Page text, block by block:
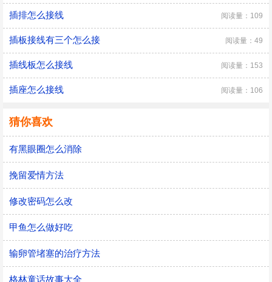
插排怎么接线 阅读量：109
插板接线有三个怎么接 阅读量：49
插线板怎么接线 阅读量：153
插座怎么接线 阅读量：106
猜你喜欢
有黑眼圈怎么消除
挽留爱情方法
修改密码怎么改
甲鱼怎么做好吃
输卵管堵塞的治疗方法
格林童话故事大全